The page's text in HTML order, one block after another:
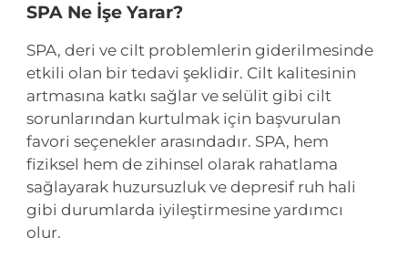
SPA Ne İşe Yarar?
SPA, deri ve cilt problemlerin giderilmesinde
etkili olan bir tedavi şeklidir. Cilt kalitesinin
artmasına katkı sağlar ve selülit gibi cilt
sorunlarından kurtulmak için başvurulan
favori seçenekler arasındadır. SPA, hem
fiziksel hem de zihinsel olarak rahatlama
sağlayarak huzursuzluk ve depresif ruh hali
gibi durumlarda iyileştirmesine yardımcı
olur.